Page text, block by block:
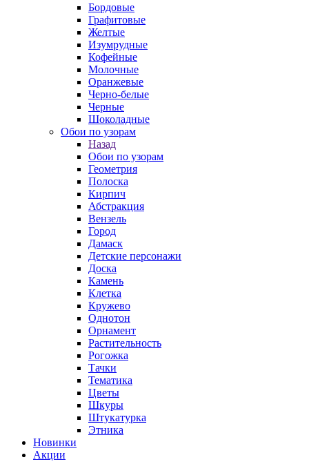
Бордовые
Графитовые
Желтые
Изумрудные
Кофейные
Молочные
Оранжевые
Черно-белые
Черные
Шоколадные
Обои по узорам
Назад
Обои по узорам
Геометрия
Полоска
Кирпич
Абстракция
Вензель
Город
Дамаск
Детские персонажи
Доска
Камень
Клетка
Кружево
Однотон
Орнамент
Растительность
Рогожка
Тачки
Тематика
Цветы
Шкуры
Штукатурка
Этника
Новинки
Акции